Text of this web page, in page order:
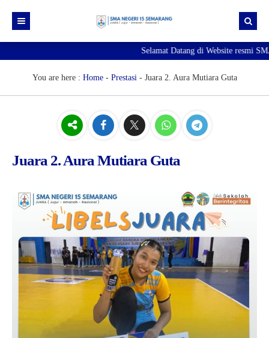
Berita
Profil Sekolah
Sejarah SMA Negeri 15 Semarang
Profil Kepala Sekolah
Struktur Organisasi
Video
E-Pengaduan
Selamat Datang di Website resmi
You are here : Home- Prestasi- Juara 2. Aura Mutiara Guta
Juara 2. Aura Mutiara Guta